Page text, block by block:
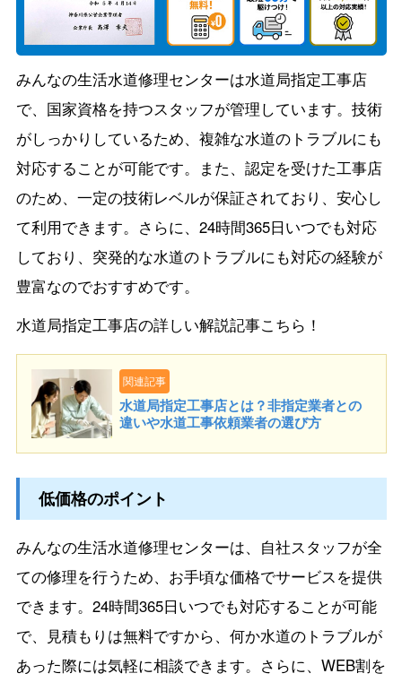
みんなの生活水道修理センターは水道局指定工事店
で、国家資格を持つスタッフが管理しています。技術
がしっかりしているため、複雑な水道のトラブルにも
対応することが可能です。また、認定を受けた工事店
のため、一定の技術レベルが保証されており、安心し
て利用できます。さらに、24時間365日いつでも対応
しており、突発的な水道のトラブルにも対応の経験が
豊富なのでおすすめです。
水道局指定工事店の詳しい解説記事こちら！
関連記事
水道局指定工事店とは？非指定業者との
違いや水道工事依頼業者の選び方
低価格のポイント
みんなの生活水道修理センターは、自社スタッフが全
ての修理を行うため、お手頃な価格でサービスを提供
できます。24時間365日いつでも対応することが可能
で、見積もりは無料ですから、何か水道のトラブルが
あった際には気軽に相談できます。さらに、WEB割を